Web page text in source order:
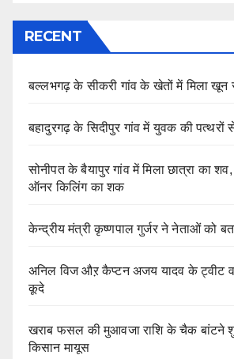
RECENT
बल्लभगढ़ के सीकरी गांव के खेतों में मिला
बहादुरगढ़ के सिदीपुर गांव में युवक की पत्थरों
सोनीपत के बैयापुर गांव में मिला छात्रा का
ऑनर किलिंग का शक
केन्द्रीय मंत्री कृष्णपाल गुर्जर ने नेताओं को
अनिल विज औऱ कैप्टन अजय यादव के ट्वीट
कूदे
खराब फसल की मुआवजा राशि के चैक बांटने
किसान मायूस